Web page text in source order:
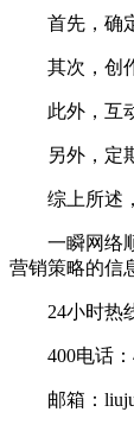
首先，确定
其次，创作
此外，互动
另外，定期
综上所述，
一瞬网络顺
营销策略的信
24小时热线
400电话：
邮箱：